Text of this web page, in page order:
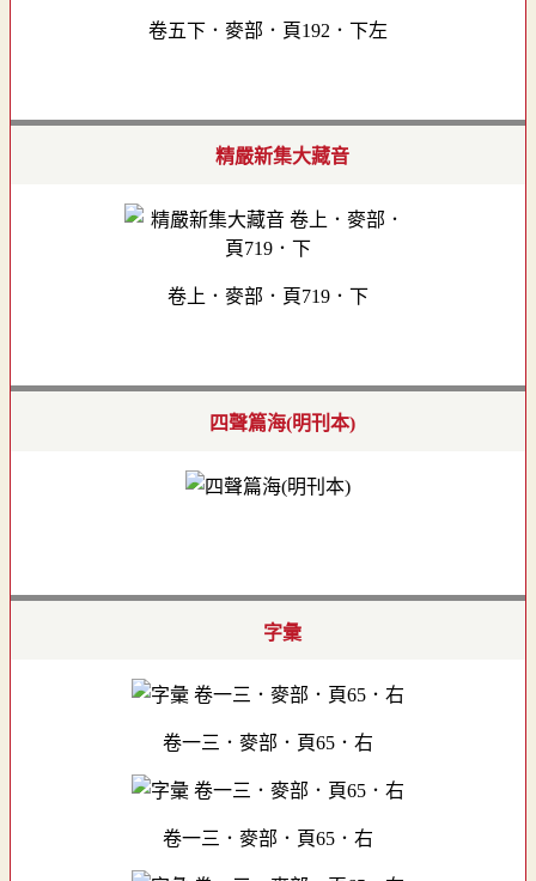
卷五下．麥部．頁192．下左
精嚴新集大藏音
卷上．麥部．頁719．下
四聲篇海(明刊本)
字彙
卷一三．麥部．頁65．右
卷一三．麥部．頁65．右